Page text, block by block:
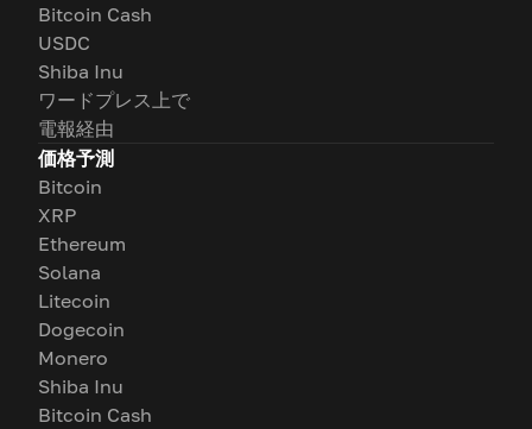
Bitcoin Cash
USDC
Shiba Inu
ワードプレス上で
電報経由
価格予測
Bitcoin
XRP
Ethereum
Solana
Litecoin
Dogecoin
Monero
Shiba Inu
Bitcoin Cash